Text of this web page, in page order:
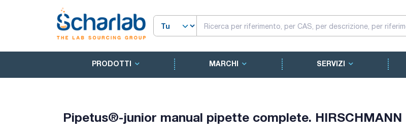
PRODOTTI MARCHI SERVIZI
Pipetus®-junior manual pipette complete. HIRSCHMANN